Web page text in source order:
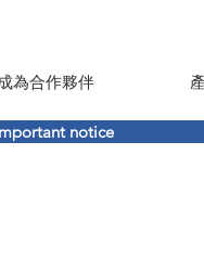
為合作夥伴
notice